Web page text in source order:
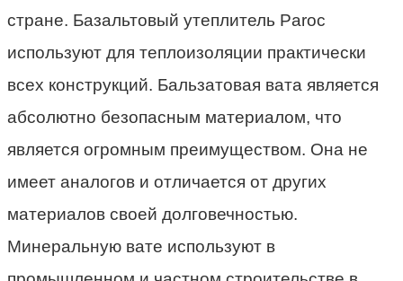
стране. Базальтовый утеплитель Paroc
используют для теплоизоляции практически
всех конструкций. Бальзатовая вата является
абсолютно безопасным материалом, что
является огромным преимуществом. Она не
имеет аналогов и отличается от других
материалов своей долговечностью.
Минеральную вате используют в